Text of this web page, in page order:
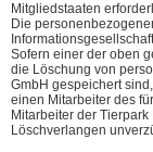
Mitgliedstaaten
Die
Sofern einer der oben
die Löschung von
GmbH gespeichert
einen Mitarbeiter des
Mitarbeiter der
Löschverlangen